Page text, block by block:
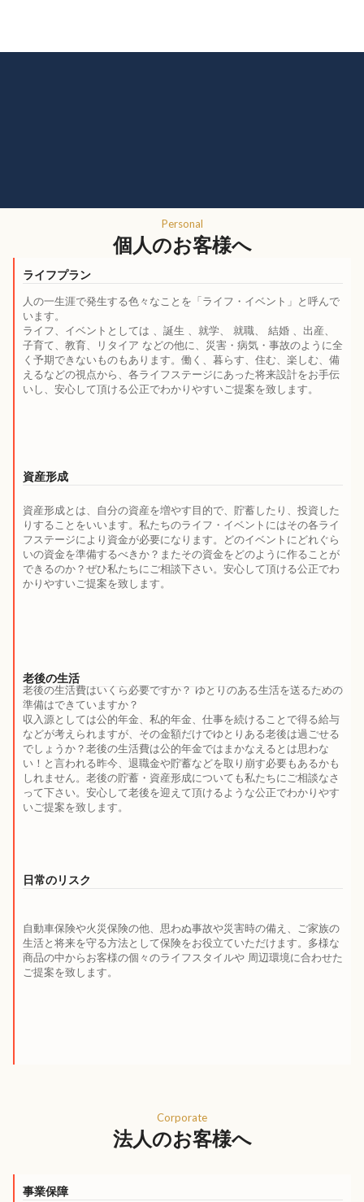
個人のお客様へ
Personal
ライフプラン
人の一生涯で発生する色々なことを「ライフ・イベント」と呼んで
います。
ライフ、イベントとしては 、誕生 、就学、 就職、 結婚 、出産、
子育て、教育、リタイア などの他に、災害・病気・事故のように全
く予期できないものもあります。働く、暮らす、住む、楽しむ、備
えるなどの視点から、各ライフステージにあった将来設計をお手伝
いし、安心して頂ける公正でわかりやすいご提案を致します。
資産形成
資産形成とは、自分の資産を増やす目的で、貯蓄したり、投資した
りすることをいいます。私たちのライフ・イベントにはその各ライ
フステージにより資金が必要になります。どのイベントにどれぐら
いの資金を準備するべきか？またその資金をどのように作ることが
できるのか？ぜひ私たちにご相談下さい。安心して頂ける公正でわ
かりやすいご提案を致します。
老後の生活
老後の生活費はいくら必要ですか？ ゆとりのある生活を送るための
準備はできていますか？
収入源としては公的年金、私的年金、仕事を続けることで得る給与
などが考えられますが、その金額だけでゆとりある老後は過ごせる
でしょうか？老後の生活費は公的年金ではまかなえるとは思わな
い！と言われる昨今、退職金や貯蓄などを取り崩す必要もあるかも
しれません。老後の貯蓄・資産形成についても私たちにご相談なさ
って下さい。安心して老後を迎えて頂けるような公正でわかりやす
いご提案を致します。
日常のリスク
自動車保険や火災保険の他、思わぬ事故や災害時の備え、ご家族の
生活と将来を守る方法として保険をお役立ていただけます。多様な
商品の中からお客様の個々のライフスタイルや 周辺環境に合わせた
ご提案を致します。
法人のお客様へ
Corporate
事業保障